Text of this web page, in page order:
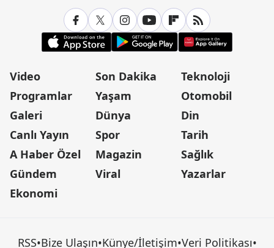
Video
Programlar
Galeri
Canlı Yayın
A Haber Özel
Gündem
Ekonomi
Son Dakika
Yaşam
Dünya
Spor
Magazin
Viral
Teknoloji
Otomobil
Din
Tarih
Sağlık
Yazarlar
RSS•Bize Ulaşın•Künye/İletişim•Veri Politikası•